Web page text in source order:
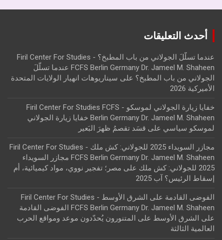
أحدث التعليقات
عندما تسلّلَ الجولاني من باب المطبخ؟ - Firil Center For Studies
FCFS Berlin Germany Dr. Jameel M. Shaheen عندما تسلّلَ
الجولاني من باب المطبخ؟ على سيناريوهات انهيار الولايات المتحدة
الأميركية 2026
خفايا زيارة الجولاني لموسكو - Firil Center For Studies FCFS
Berlin Germany Dr. Jameel M. Shaheen خفايا زيارة الجولاني
لموسكو سياسي على قسَد تقصمُ ظهرَ البَعير
مجازر السويداء 2025 للجولاني: كش ملك - Firil Center For Studies
FCFS Berlin Germany Dr. Jameel M. Shaheen مجازر السويداء
2025 للجولاني: كش ملك
على مصر؛ تفجير نووي، مواد كيميائية، أم
إسقاط الرئيس؟ آب 2025
الفوضى القادمة على الشرق الأوسط - Firil Center For Studies
FCFS Berlin Germany Dr. Jameel M. Shaheen الفوضى القادمة
على الشرق الأوسط على المتنورون يُحدّدون موعد ومواقع الحرب
العالمية الثالثة